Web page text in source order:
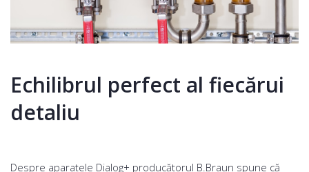
Echilibrul perfect al fiecărui
detaliu
Despre aparatele Dialog+ producătorul B.Braun spune că